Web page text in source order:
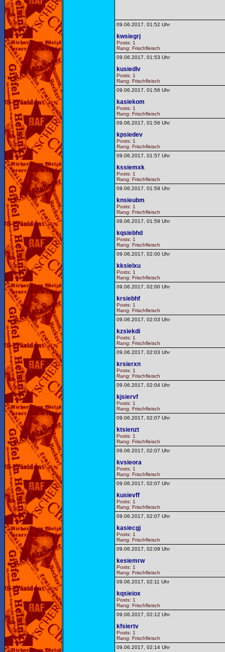
09.06.2017, 01:52 Uhr
kwsiegrj
Posts: 1
Rang: Frischfleisch
09.06.2017, 01:53 Uhr
kusiedlv
Posts: 1
Rang: Frischfleisch
09.06.2017, 01:56 Uhr
kasiekom
Posts: 1
Rang: Frischfleisch
09.06.2017, 01:56 Uhr
kpsiedev
Posts: 1
Rang: Frischfleisch
09.06.2017, 01:57 Uhr
kssiemxk
Posts: 1
Rang: Frischfleisch
09.06.2017, 01:59 Uhr
knsieubm
Posts: 1
Rang: Frischfleisch
09.06.2017, 01:59 Uhr
kqsiebhd
Posts: 1
Rang: Frischfleisch
09.06.2017, 02:00 Uhr
kksielxu
Posts: 1
Rang: Frischfleisch
09.06.2017, 02:00 Uhr
krsiebhf
Posts: 1
Rang: Frischfleisch
09.06.2017, 02:03 Uhr
kzsiekdi
Posts: 1
Rang: Frischfleisch
09.06.2017, 02:03 Uhr
krsierxn
Posts: 1
Rang: Frischfleisch
09.06.2017, 02:04 Uhr
kjsiervf
Posts: 1
Rang: Frischfleisch
09.06.2017, 02:07 Uhr
ktsienzt
Posts: 1
Rang: Frischfleisch
09.06.2017, 02:07 Uhr
kvsieora
Posts: 1
Rang: Frischfleisch
09.06.2017, 02:07 Uhr
kusievff
Posts: 1
Rang: Frischfleisch
09.06.2017, 02:07 Uhr
kasiecgj
Posts: 1
Rang: Frischfleisch
09.06.2017, 02:09 Uhr
kesiemrw
Posts: 1
Rang: Frischfleisch
09.06.2017, 02:11 Uhr
kqsieiox
Posts: 1
Rang: Frischfleisch
09.06.2017, 02:12 Uhr
kfsiertv
Posts: 1
Rang: Frischfleisch
09.06.2017, 02:14 Uhr